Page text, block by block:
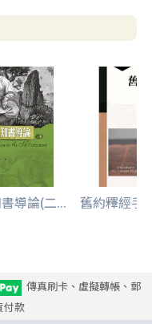
導論(二... 舊約釋經手
傳真刷卡、虛擬轉帳、郵
付款